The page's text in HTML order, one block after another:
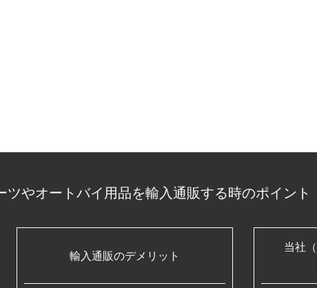
ツやオートバイ用品を輸入通販する時のポイント
輸入通販のデメリット
当社